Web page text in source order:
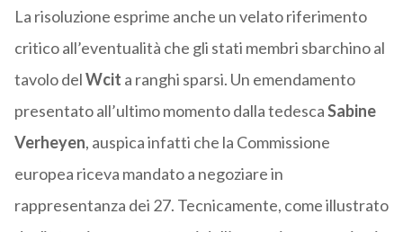
La risoluzione esprime anche un velato riferimento
critico all’eventualità che gli stati membri sbarchino al
tavolo delWcit a ranghi sparsi. Un emendamento
presentato all’ultimo momento dalla tedescaSabine
Verheyen, auspica infatti che la Commissione
europea riceva mandato a negoziare in
rappresentanza dei 27. Tecnicamente, come illustrato